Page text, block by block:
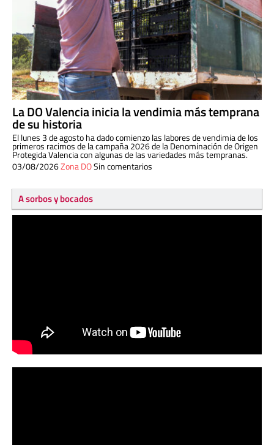
La DO Valencia inicia la vendimia más temprana
de su historia
El lunes 3 de agosto ha dado comienzo las labores de vendimia de los
primeros racimos de la campaña 2026 de la Denominación de Origen
Protegida Valencia con algunas de las variedades más tempranas.
03/08/2026Zona DOSin comentarios
A sorbos y bocados